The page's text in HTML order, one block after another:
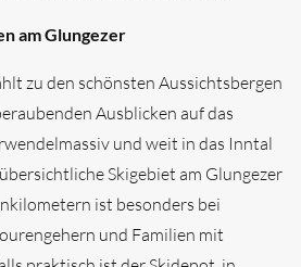
am Glungezer
zu den schönsten Aussichtsbergen
Ausblicken auf das
und weit in das Inntal
Skigebiet am Glungezer
ist besonders bei
und Familien mit